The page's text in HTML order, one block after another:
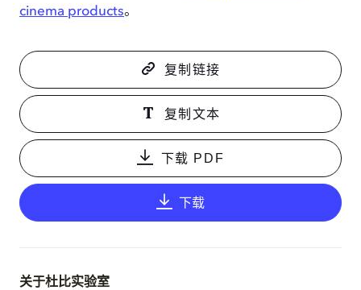
cinema products。
复制链接
复制文本
下载 PDF
下载
关于杜比实验室